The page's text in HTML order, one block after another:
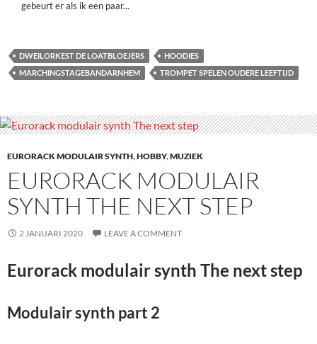
gebeurt er als ik een paar...
DWEILORKEST DE LOATBLOEJERS
HOODIES
MARCHINGSTAGEBANDARNHEM
TROMPET SPELEN OUDERE LEEFTIJD
EURORACK MODULAIR SYNTH,HOBBY,MUZIEK
EURORACK MODULAIR
SYNTH THE NEXT STEP
2 JANUARI 2020 LEAVE A COMMENT
Eurorack modulair synth The next step
Modulair synth part 2